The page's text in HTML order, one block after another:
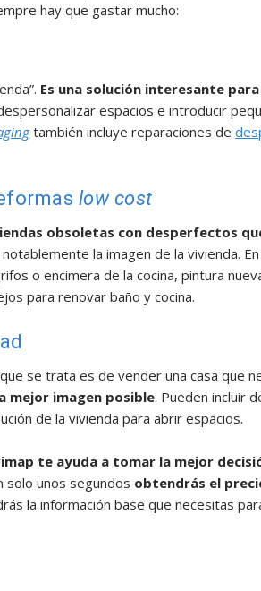
hay que gastar mucho:
Es una solución interesante
espacios e introducir
también incluye reparaciones de
low cost
obsoletas con desperfectos
la imagen de la vivienda.
o encimera de la cocina, pintura
para renovar baño y cocina.
se trata es de vender una casa que
mejor imagen posible. Pueden incluir
de la vivienda para abrir espacios.
te ayuda a tomar la mejor
solo unos segundos obtendrás el
la información base que necesitas